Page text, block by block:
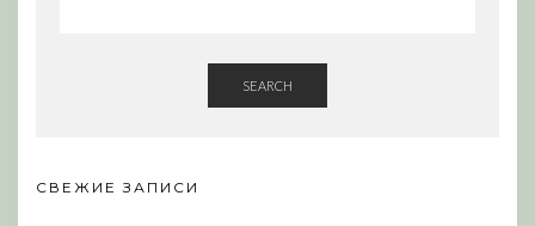
SEARCH
СВЕЖИЕ ЗАПИСИ